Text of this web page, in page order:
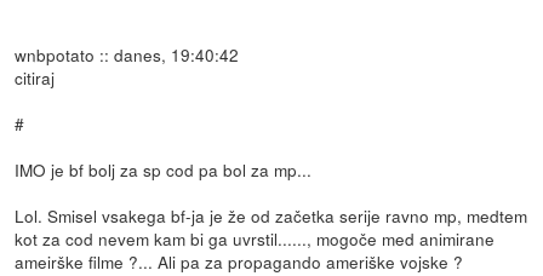
wnbpotato :: danes, 19:40:42
citiraj
#
IMO je bf bolj za sp cod pa bol za mp...
Lol. Smisel vsakega bf-ja je že od začetka serije ravno mp, medtem
kot za cod nevem kam bi ga uvrstil......, mogoče med animirane
ameirške filme ?... Ali pa za propagando ameriške vojske ?